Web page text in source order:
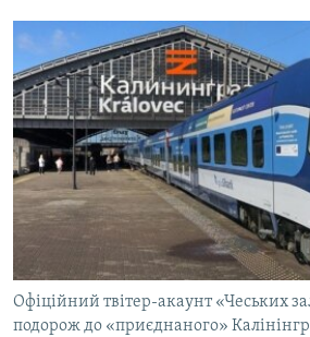
СВІТ
ПРИАЗОВ’Я
КИТАЙ.ВИКЛИКИ
МУЛЬТИМЕДІА
ФОТО
СПЕЦПРОЄКТИ
ПОДКАСТИ
КРИМ РЕАЛІЇ
РУС
Офіційний твітер-акаунт «Чеських
подорож до «приєднаного»